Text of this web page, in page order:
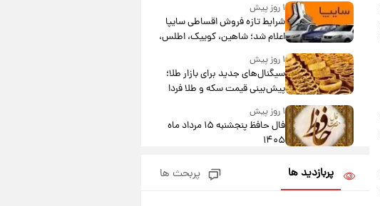
۱ روز پیش
شرایط تازه فروش اقساطی سایپا
اعلام شد؛ شاهین، کوییک، اطلس،
سهند و ساینا با اقساط بلندمدت +
جدول۱ روز پیش
سیگنال‌های جدید برای بازار طلا؛
پیش‌بینی قیمت سکه و طلا فردا
۱ روز پیش
فال حافظ پنجشنبه ۱۵ مرداد ماه
۱۴۰۵
فال قهوه روزانه پنجشنبه ۱۵ مرداد
ماه ۱۴۰۵
پربازدید ها پربحث ها